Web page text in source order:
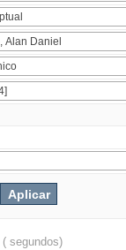
( segundos)